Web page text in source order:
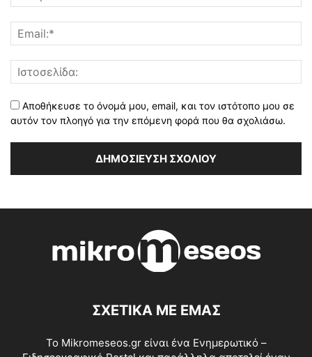
Αποθήκευσε το όνομά μου, email, και τον ιστότοπο μου σε
αυτόν τον πλοηγό για την επόμενη φορά που θα σχολιάσω.
ΣΧΕΤΙΚΑ ΜΕ ΕΜΑΣ
Το Mikromeseos.gr είναι ένα Ενημερωτικό –